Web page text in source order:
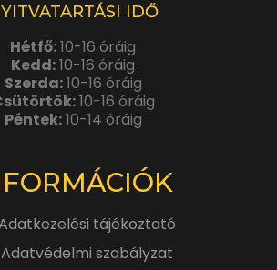
IDŐ
Hétfő:10-16 óráig
Kedd:10-16 óráig
Szerda:10-16 óráig
10-16 óráig
Péntek:10-14 óráig
tájékoztató
Adatvédelmi szabályzat